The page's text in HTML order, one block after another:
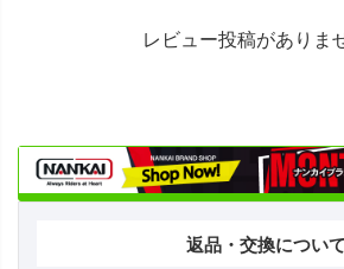
レビュー投稿がありま
返品・交換について